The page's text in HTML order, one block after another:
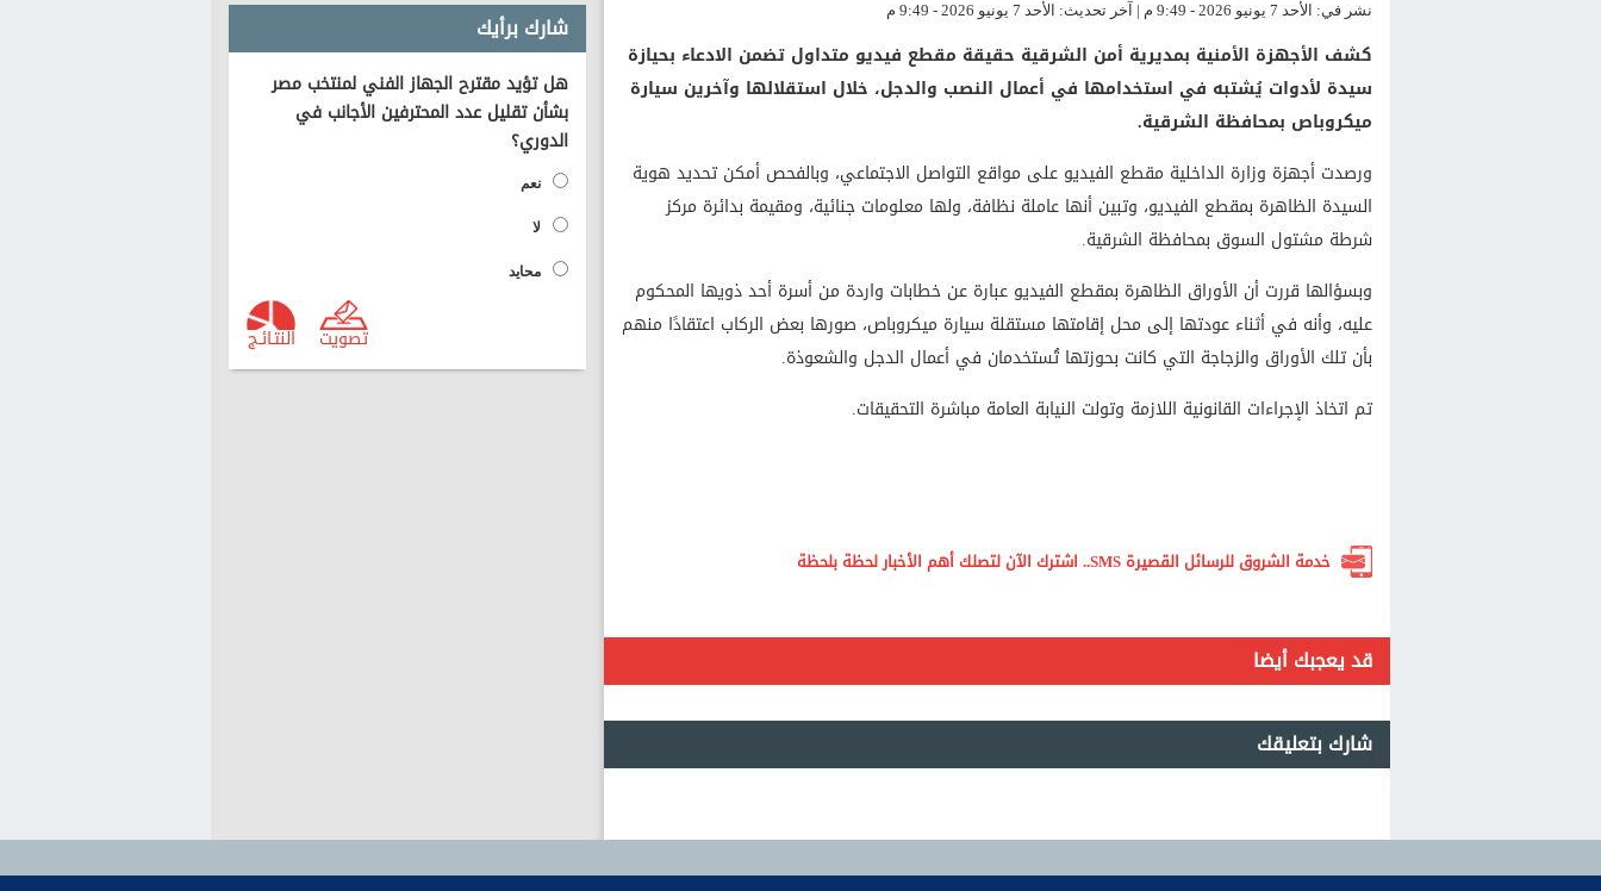
شارك برأيك
هل تؤيد مقترح الجهاز الفني لمنتخب مصر
بشأن تقليل عدد المحترفين الأجانب في
الدوري؟
نعم
لا
محايد
النتـائـج تصويت
نشر في: الأحد 7 يونيو 2026 - 9:49 م | آخر تحديث: الأحد 7 يونيو 2026 - 9:49 م
كشف الأجهزة الأمنية بمديرية أمن الشرقية حقيقة مقطع فيديو متداول تضمن الادعاء بحيازة
سيدة لأدوات يُشتبه في استخدامها في أعمال النصب والدجل، خلال استقلالها وآخرين سيارة
ميكروباص بمحافظة الشرقية.
ورصدت أجهزة وزارة الداخلية مقطع الفيديو على مواقع التواصل الاجتماعي، وبالفحص أمكن تحديد هوية
السيدة الظاهرة بمقطع الفيديو، وتبين أنها عاملة نظافة، ولها معلومات جنائية، ومقيمة بدائرة مركز
شرطة مشتول السوق بمحافظة الشرقية.
وبسؤالها قررت أن الأوراق الظاهرة بمقطع الفيديو عبارة عن خطابات واردة من أسرة أحد ذويها المحكوم
عليه، وأنه في أثناء عودتها إلى محل إقامتها مستقلة سيارة ميكروباص، صورها بعض الركاب اعتقادًا منهم
بأن تلك الأوراق والزجاجة التي كانت بحوزتها تُستخدمان في أعمال الدجل والشعوذة.
تم اتخاذ الإجراءات القانونية اللازمة وتولت النيابة العامة مباشرة التحقيقات.
خدمة الشروق للرسائل القصيرة SMS.. اشترك الآن لتصلك أهم الأخبار لحظة بلحظة
قد يعجبك أيضا
شارك بتعليقك